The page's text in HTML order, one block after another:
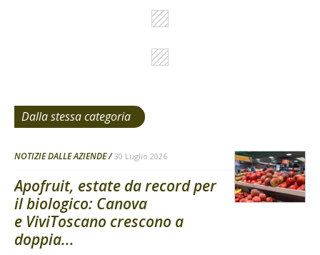
Dalla stessa categoria
NOTIZIE DALLE AZIENDE 30 Luglio 2026
Apofruit, estate da record per
il biologico: Canova
e ViviToscano crescono a
doppia...